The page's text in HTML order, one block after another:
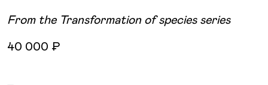
From the Transformation of species series
40 000 ₽